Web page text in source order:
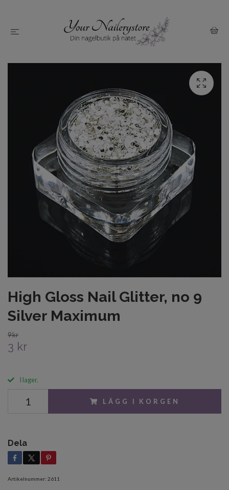
High Gloss Nail Glitter, no 9
Silver Maximum
9 kr
3 kr
I lager.
LÄGG I KORGEN
Dela
Artikelnummer: 2611